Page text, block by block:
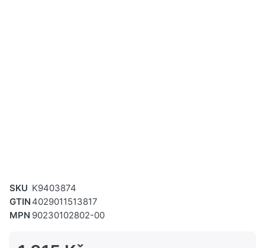
SKU K9403874
GTIN 4029011513817
MPN 90230102802-00